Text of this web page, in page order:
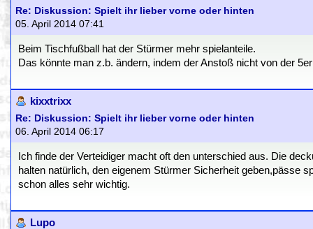
Re: Diskussion: Spielt ihr lieber vorne oder hinten
05. April 2014 07:41
Beim Tischfußball hat der Stürmer mehr spielanteile.
Das könnte man z.b. ändern, indem der Anstoß nicht von der
kixxtrixx
Re: Diskussion: Spielt ihr lieber vorne oder hinten
06. April 2014 06:17
Ich finde der Verteidiger macht oft den unterschied aus. Die
halten natürlich, den eigenem Stürmer Sicherheit geben,pässe
schon alles sehr wichtig.
Lupo